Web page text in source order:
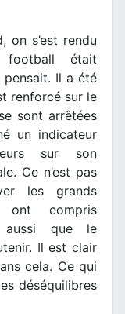
on s’est rendu
football était
pensait. Il a été
renforcé sur le
sont arrêtées
un indicateur
sur son
Ce n’est pas
les grands
ont compris
que le
Il est clair
cela. Ce qui
déséquilibres